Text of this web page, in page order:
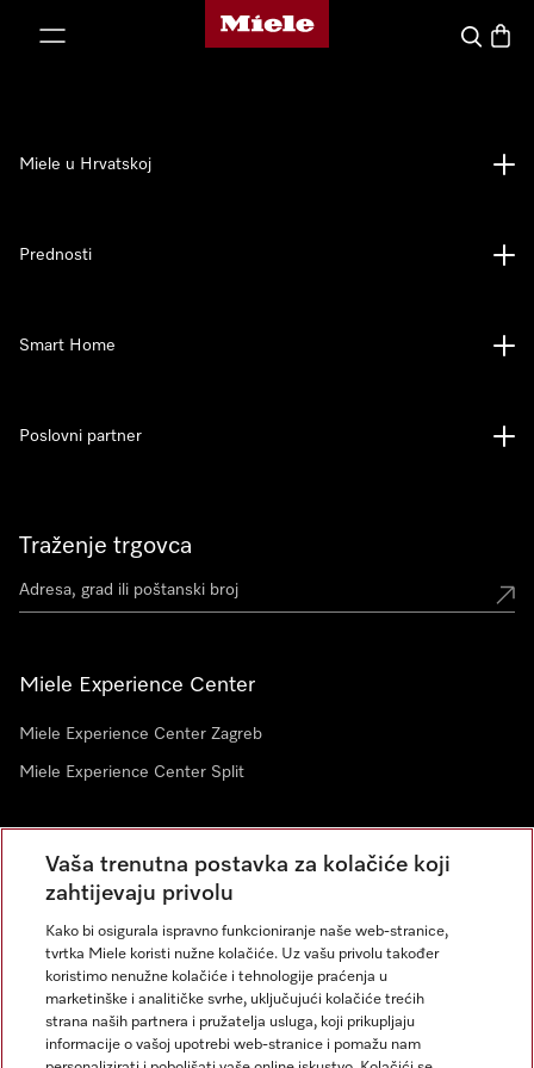
Miele početna stranica
Pretraga
Traženje trgovca
Miele Experience Center
Miele Experience Center Zagreb
Miele Experience Center Split
Newsletter
Miele u Hrvatskoj
Prednosti
Smart Home
Poslovni partner
Vaša trenutna postavka za kolačiće koji
zahtijevaju privolu
Kako bi osigurala ispravno funkcioniranje naše web-stranice,
tvrtka Miele koristi nužne kolačiće. Uz vašu privolu također
koristimo nenužne kolačiće i tehnologije praćenja u
marketinške i analitičke svrhe, uključujući kolačiće trećih
strana naših partnera i pružatelja usluga, koji prikupljaju
informacije o vašoj upotrebi web-stranice i pomažu nam